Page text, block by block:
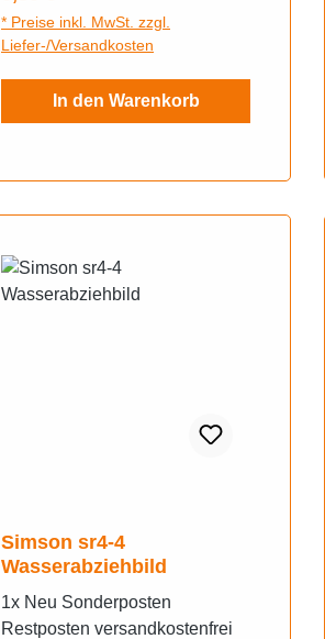
* Preise inkl. MwSt. zzgl.
Liefer-/Versandkosten
In den Warenkorb
Simson sr4-4
Wasserabziehbild
1x Neu Sonderposten
Restposten versandkostenfrei